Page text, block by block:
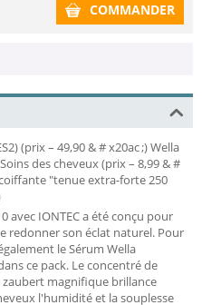
COMMANDER
(prix – 49,90 & # x20ac ;) Wella
des cheveux (prix – 8,99 & #
"tenue extra-forte 250
avec IONTEC a été conçu pour
redonner son éclat naturel. Pour
le Sérum Wella
ce pack. Le concentré de
magnifique brillance
l'humidité et la souplesse